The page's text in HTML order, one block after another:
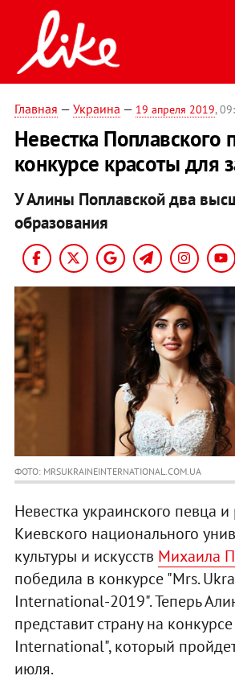
Главная — Украина — 19 апреля 2019,
Невестка Поплавского
конкурсе красоты для
У Алины Поплавской два
образования
ФОТО: MRSUKRAINEINTERNATIONAL.COM.UA
Невестка украинского певца и
Киевского национального
культуры и искусств Михаила
победила в конкурсе "Mrs.
International-2019". Теперь
представит страну на
International", который
июля.